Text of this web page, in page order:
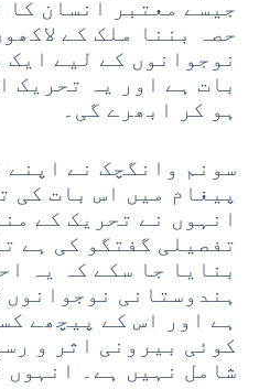
جیسے معتبر انسان کا
حصہ بننا ملک کے
نوجوانوں کے لیے ایک
بات ہے اور یہ تحریک
ہو کر ابھرے گی۔
سونم وانگچک نے اپنے
پیغام میں اس بات کی
انہوں نے تحریک کے
تفصیلی گفتگو کی ہے
بنایا جا سکے کہ یہ
ہندوستانی نوجوانوں
ہے اور اس کے پیچھے
کوئی بیرونی اثر و
شامل نہیں ہے۔ انہوں